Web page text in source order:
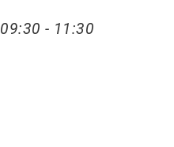
09:30 - 11:30